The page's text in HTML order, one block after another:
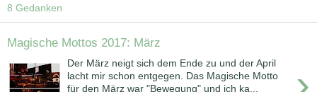
8 Gedanken
Magische Mottos 2017: März
Der März neigt sich dem Ende zu und der April
lacht mir schon entgegen. Das Magische Motto
für den März war "Bewegung" und ich ka...